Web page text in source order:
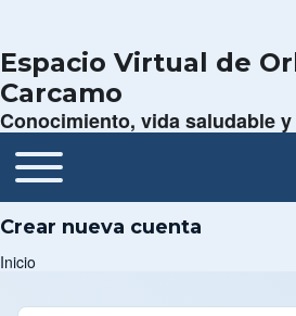
Espacio Virtual de
Carcamo
Conocimiento, vida saludable
Navegación principal
Toggle main menu
Crear nueva cuenta
Inicio